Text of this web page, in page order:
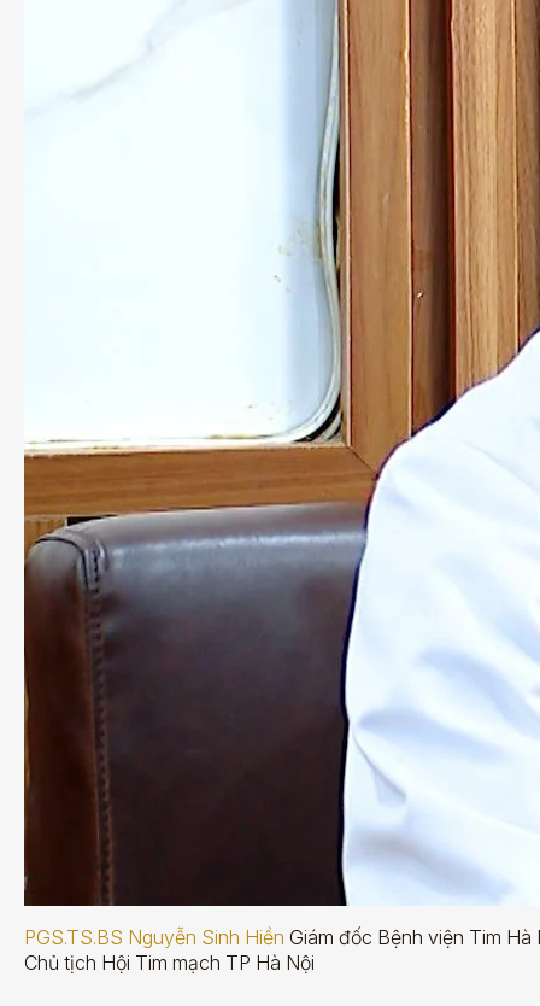
PGS.TS.BS Nguyễn Sinh Hiền Giám đốc Bệnh viện Tim Hà
Chủ tịch Hội Tim mạch TP Hà Nội